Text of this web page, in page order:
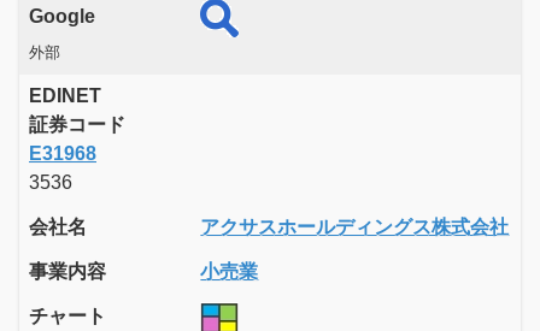
Google
外部
EDINET
証券コード
E31968
3536
会社名 アクサスホールディングス株式会社
事業内容 小売業
チャート